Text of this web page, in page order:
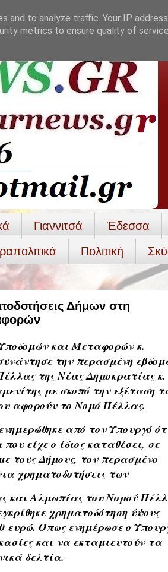
Γιαννιτσά Έδεσσα
Πολιτική
Δήμων στη
και Μεταφορών κ.
την περασμένη
της Νέας Δημοκρατίας κ.
με σκοπό την εξέταση
αφορούν το Νομό Πέλλας.
από τον Υπουργό
είχε ο ίδιος καταθέσει, σε
τους Δήμους, τον περασμένο
χρηματοδοτήσεις των
και Αλμωπίας του Νομού
χρηματοδότηση ύψους
ευρώ. Όπως ενημέρωσε ο
και να εκταμιευτούν τα
δελτία.
to analyze traffic. Your IP
metrics to ensure quality of